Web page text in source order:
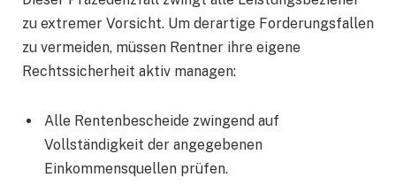
zu extremer Vorsicht. Um derartige Forderungsfallen
zu vermeiden, müssen Rentner ihre eigene
Rechtssicherheit aktiv managen:
Alle Rentenbescheide zwingend auf
Vollständigkeit der angegebenen
Einkommensquellen prüfen.